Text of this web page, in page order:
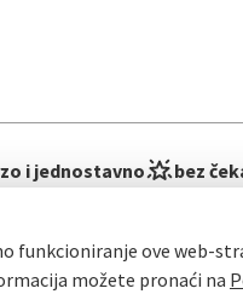
funkcioniranje ove web-
možete pronaći na
i jednostavno bez